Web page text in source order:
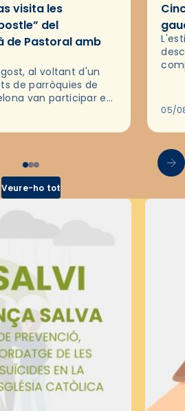
visita les
del
de Pastoral amb
al voltant d'un
de parròquies de
van participar en
organitzades
05/
Veure-ho tot